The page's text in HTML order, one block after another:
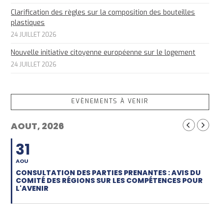
Clarification des règles sur la composition des bouteilles
plastiques
24 JUILLET 2026
Nouvelle initiative citoyenne européenne sur le logement
24 JUILLET 2026
EVÈNEMENTS À VENIR
AOUT, 2026
31
AOU
CONSULTATION DES PARTIES PRENANTES : AVIS DU
COMITÉ DES RÉGIONS SUR LES COMPÉTENCES POUR
L'AVENIR